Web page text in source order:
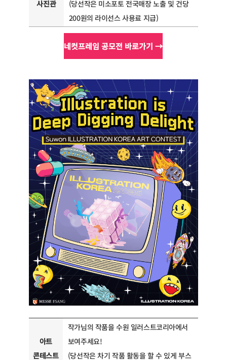
사진관
(당선작은 미소포토 전국매장 노출 및 건당
200원의 라이선스 사용료 지급)
네컷프레임 공모전 바로가기 →
아트
콘테스트
작가님의 작품을 수원 일러스트코리아에서
보여주세요!
(당선작은 차기 작품 활동을 할 수 있게 부스